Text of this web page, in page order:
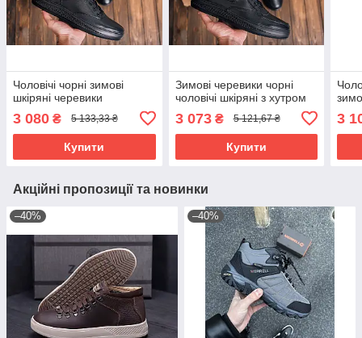
Чоловічі чорні зимові
шкіряні черевики
3 080 ₴ 5 133,33 ₴
Купити
Зимові черевики чорні
чоловічі шкіряні з хутром
3 073₴ 5 121,67 ₴
Купити
3
Акційні пропозиції та новинки
–40% –40%